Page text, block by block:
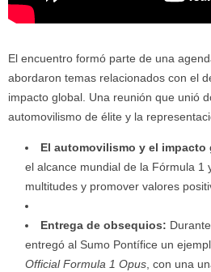
El encuentro formó parte de una
abordaron temas relacionados con el
impacto global. Una reunión que unió
automovilismo de élite y la
El automovilismo y el impacto
el alcance mundial de la Fórmula 1
multitudes y promover valores
Entrega de obsequios:
entregó al Sumo Pontífice un
Official Formula 1 Opus, con una